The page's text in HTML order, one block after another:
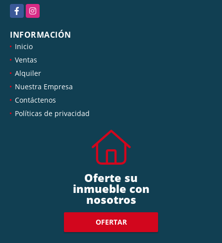
FacebookInstagram
INFORMACIÓN
Inicio
Ventas
Alquiler
Nuestra Empresa
Contáctenos
Políticas de privacidad
Oferte su
inmueble con
nosotros
OFERTAR